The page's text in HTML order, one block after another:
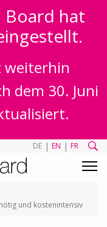
Board hat
weiterhin
dem 30. Juni
DE | EN | FR
und kostenintensiv